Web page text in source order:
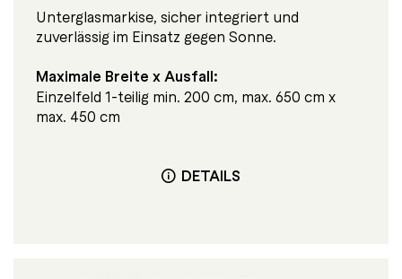
Unterglasmarkise, sicher integriert und
zuverlässig im Einsatz gegen Sonne.
Maximale Breite x Ausfall:
Einzelfeld 1-teilig min. 200 cm, max. 650 cm x
max. 450 cm
DETAILS